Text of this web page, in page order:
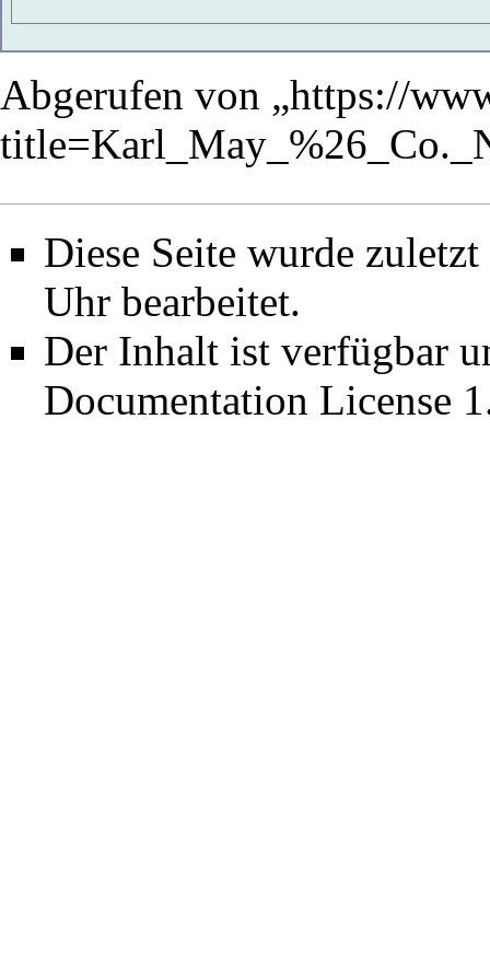
Abgerufen von „https://
Diese Seite wurde
Uhr bearbeitet.
Der Inhalt ist verfügbar
Documentation License